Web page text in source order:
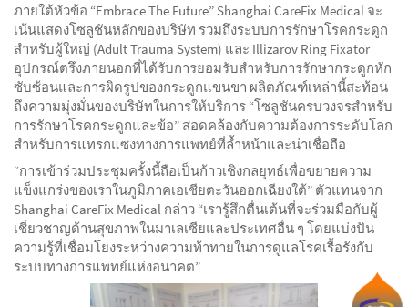
ภายใต้หัวข้อ “Embrace The Future” Shanghai CareFix Medical จะ
เน้นแสดงโซลูชันหลักของบริษัท รวมถึงระบบการรักษาโรคกระดูก
สำหรับผู้ใหญ่ (Adult Trauma System) และ Illizarov Ring Fixator
อุปกรณ์ตรึงภายนอกที่ได้รับการยอมรับสำหรับการรักษากระดูกหัก
ซับซ้อนและการผิดรูปของกระดูกแขนขา ผลิตภัณฑ์เหล่านี้สะท้อน
ถึงความมุ่งมั่นของบริษัทในการให้บริการ “โซลูชันครบวงจรสำหรับ
การรักษาโรคกระดูกและข้อ” สอดคล้องกับความต้องการระดับโลก
สำหรับการแทรกแซงทางการแพทย์ที่ล้ำหน้าและน่าเชื่อถือ
“การเข้าร่วมประชุมครั้งนี้ถือเป็นก้าวเชิงกลยุทธ์เพื่อขยายความ
แข็งแกร่งของเราในภูมิภาคเอเชียตะวันออกเฉียงใต้” ตัวแทนจาก
Shanghai CareFix Medical กล่าว “เรารู้สึกตื่นเต้นที่จะร่วมมือกับผู้
เชี่ยวชาญด้านสุขภาพในมาเลเซียและประเทศอื่น ๆ โดยแบ่งปัน
ความรู้ที่เชื่อมโยงระหว่างความท้าทายในการดูแลโรคเรื้อรังกับ
ระบบทางการแพทย์แห่งอนาคต”